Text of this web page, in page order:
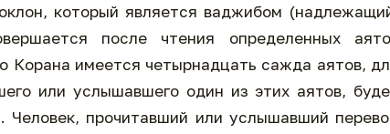
который является ваджибом
после чтения определенных
Корана имеется четырнадцать сажда аятов,
или услышавшего один из этих аятов,
Человек, прочитавший или услышавший